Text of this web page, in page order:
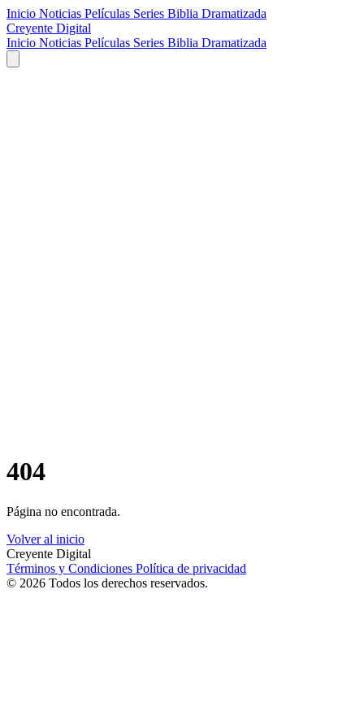
Inicio Noticias Películas Series Biblia Dramatizada
Creyente Digital
Inicio Noticias Películas Series Biblia Dramatizada
404
Página no encontrada.
Volver al inicio
Creyente Digital
Términos y Condiciones Política de privacidad
© 2026 Todos los derechos reservados.